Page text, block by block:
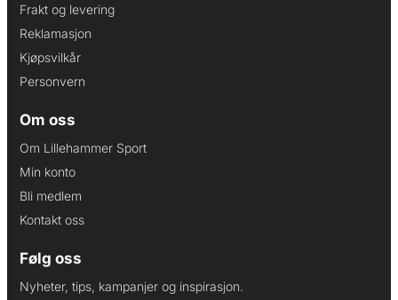
Frakt og levering
Reklamasjon
Kjøpsvilkår
Personvern
Om oss
Om Lillehammer Sport
Min konto
Bli medlem
Kontakt oss
Følg oss
Nyheter, tips, kampanjer og inspirasjon.